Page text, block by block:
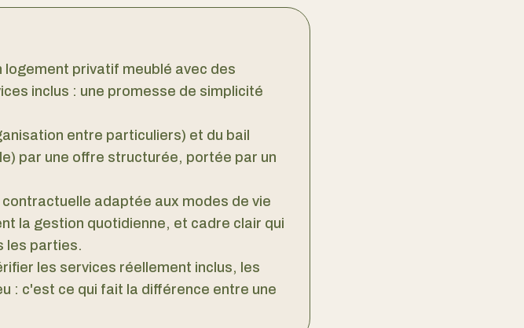
logement privatif meublé avec des
inclus : une promesse de simplicité
entre particuliers) et du bail
par une offre structurée, portée par un
adaptée aux modes de vie
la gestion quotidienne, et cadre clair qui
les parties.
les services réellement inclus, les
: c'est ce qui fait la différence entre une